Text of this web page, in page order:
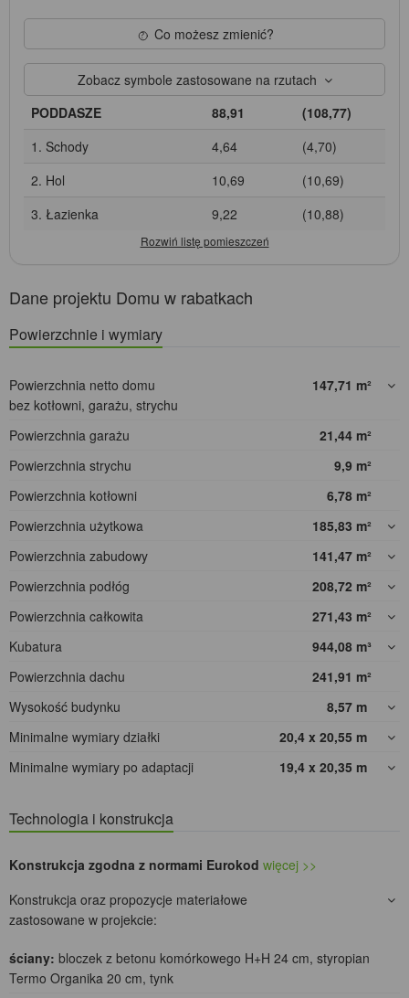
Co możesz zmienić?
Zobacz symbole zastosowane na rzutach
PODDASZE
88,91
(108,77)
1. Schody
4,64
(4,70)
2. Hol
10,69
(10,69)
3. Łazienka
9,22 (10,88)
Dane projektu Domu w rabatkach
Powierzchnie i wymiary
Powierzchnia netto domu
bez kotłowni, garażu, strychu
147,71 m²
Powierzchnia garażu 21,44 m²
Powierzchnia strychu
9,9 m²
Powierzchnia kotłowni
6,78 m²
Powierzchnia użytkowa
185,83 m²
Powierzchnia zabudowy
141,47 m²
Powierzchnia podłóg
208,72 m²
Powierzchnia całkowita
271,43 m²
Kubatura
944,08 m³
Powierzchnia dachu
241,91 m²
Wysokość budynku
8,57 m
Minimalne wymiary działki
20,4 x 20,55 m
Minimalne wymiary po adaptacji
19,4 x 20,35 m
Technologia i konstrukcja
Konstrukcja zgodna z normami Eurokod więcej >>
Konstrukcja oraz propozycje materiałowe
zastosowane w projekcie:
ściany: bloczek z betonu komórkowego H+H 24 cm, styropian
Termo Organika 20 cm, tynk